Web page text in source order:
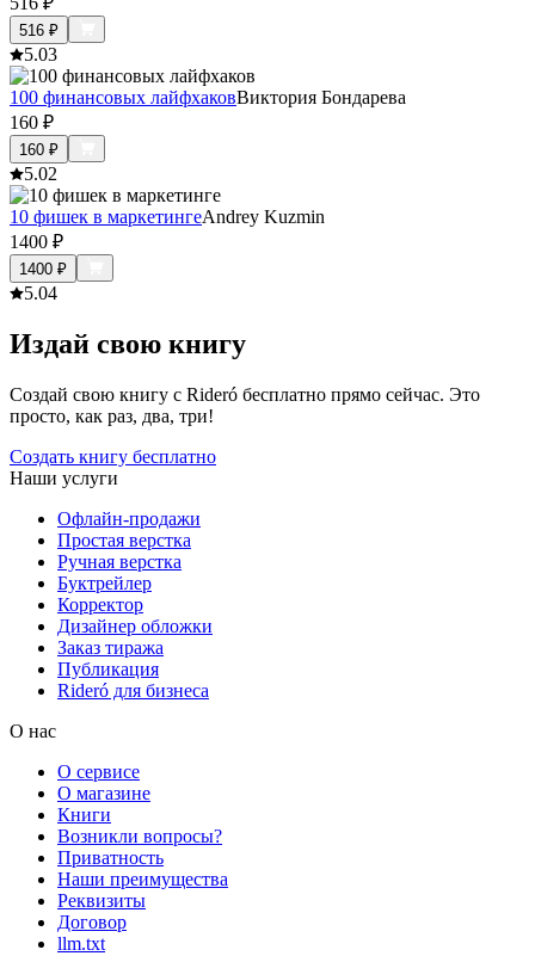
516 ₽
5.03
100 финансовых лайфхаковВиктория Бондарева
160 ₽
160 ₽
5.02
10 фишек в маркетингеAndrey Kuzmin
1400 ₽
1400 ₽
5.04
Издай свою книгу
Создай свою книгу с Rideró бесплатно прямо сейчас. Это
просто, как раз, два, три!
Создать книгу бесплатно
Наши услуги
Офлайн-продажи
Простая верстка
Ручная верстка
Буктрейлер
Корректор
Дизайнер обложки
Заказ тиража
Публикация
Rideró для бизнеса
О нас
О сервисе
О магазине
Книги
Возникли вопросы?
Приватность
Наши преимущества
Реквизиты
Договор
llm.txt